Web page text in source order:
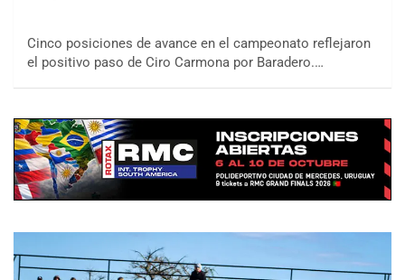
Cinco posiciones de avance en el campeonato reflejaron
el positivo paso de Ciro Carmona por Baradero.…